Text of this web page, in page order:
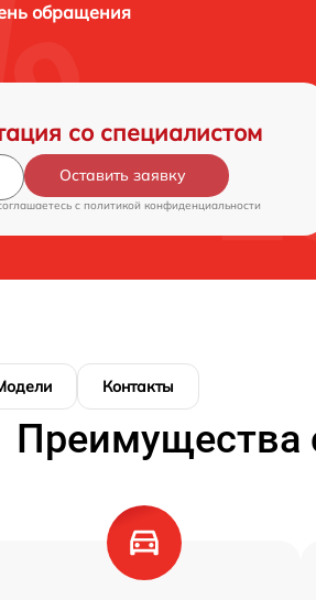
обращения
со специалистом
Оставить заявку
c политикой конфиденциальности
Контакты
Преимущества